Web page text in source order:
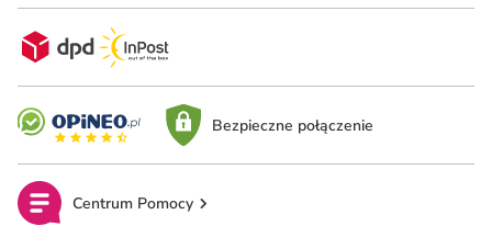
Bezpieczne połączenie
Centrum Pomocy